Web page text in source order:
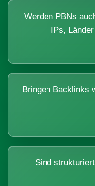
Werden PBNs
IPs,
Bringen Backlinks
Sind